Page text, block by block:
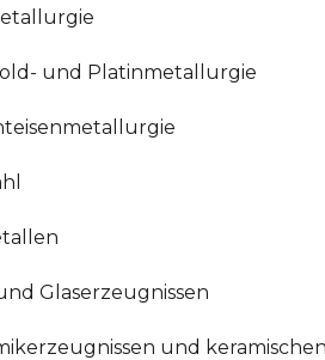
und Platinmetallurgie
Glaserzeugnissen
und